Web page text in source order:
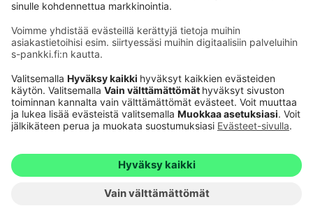
Saavutettavuusseloste
Evästeet
Verkkopalvelujen käytön edellytykset